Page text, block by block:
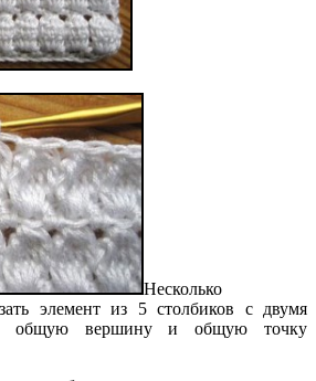
Несколько
элемент из 5 столбиков с двумя
общую вершину и общую точку